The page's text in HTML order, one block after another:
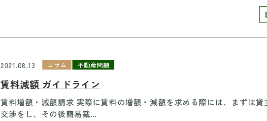
2021.08.13 コラム 不動産問題
賃料減額 ガイドライン
賃料増額・減額請求 実際に賃料の増額・減額を求める際には、まずは貸
交渉をし、その後簡易裁...